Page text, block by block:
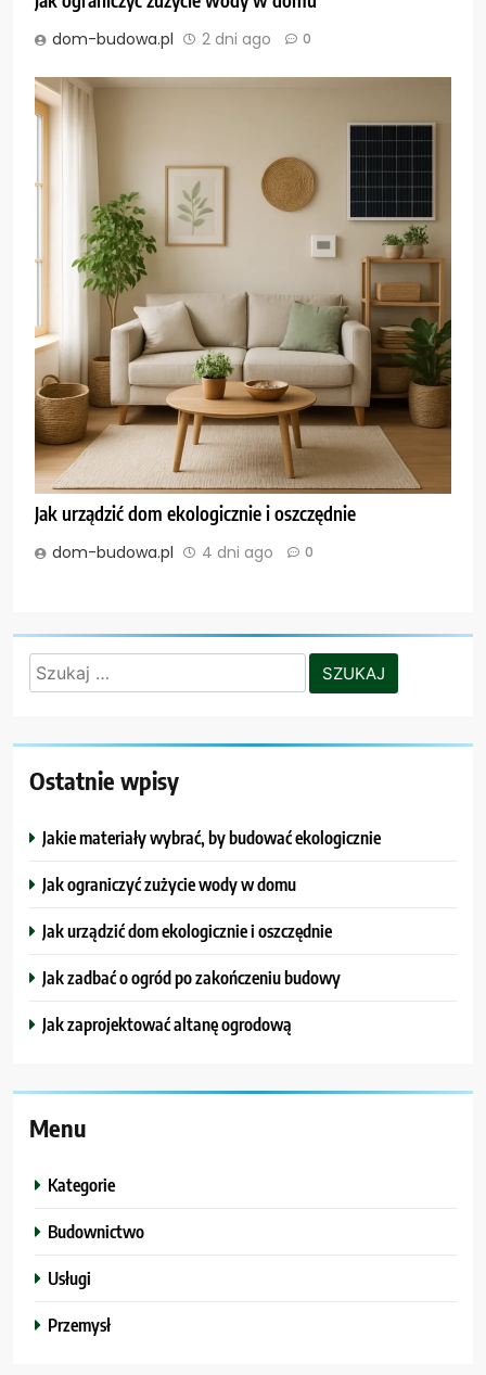
dom-budowa.pl 2 dni ago 0
Jak urządzić dom ekologicznie i oszczędnie
dom-budowa.pl 4 dni ago 0
Szukaj:
Ostatnie wpisy
Jakie materiały wybrać, by budować ekologicznie
Jak ograniczyć zużycie wody w domu
Jak urządzić dom ekologicznie i oszczędnie
Jak zadbać o ogród po zakończeniu budowy
Jak zaprojektować altanę ogrodową
Menu
Kategorie
Budownictwo
Usługi
Przemysł